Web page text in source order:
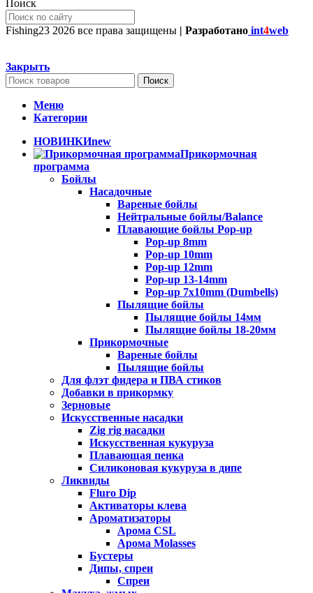
Поиск
Fishing23 2026 все права защищены | Разработано int4web
Закрыть
Поиск
Меню
Категории
НОВИНКИnew
Прикормочная
программа
Бойлы
Насадочные
Вареные бойлы
Нейтральные бойлы/Balance
Плавающие бойлы Pop-up
Pop-up 8mm
Pop-up 10mm
Pop-up 12mm
Pop-up 13-14mm
Pop-up 7x10mm (Dumbells)
Пылящие бойлы
Пылящие бойлы 14мм
Пылящие бойлы 18-20мм
Прикормочные
Вареные бойлы
Пылящие бойлы
Для флэт фидера и ПВА стиков
Добавки в прикормку
Зерновые
Искусственные насадки
Zig rig насадки
Искусственная кукуруза
Плавающая пенка
Силиконовая кукуруза в дипе
Ликвиды
Fluro Dip
Активаторы клева
Ароматизаторы
Арома CSL
Арома Molasses
Бустеры
Дипы, спреи
Спреи